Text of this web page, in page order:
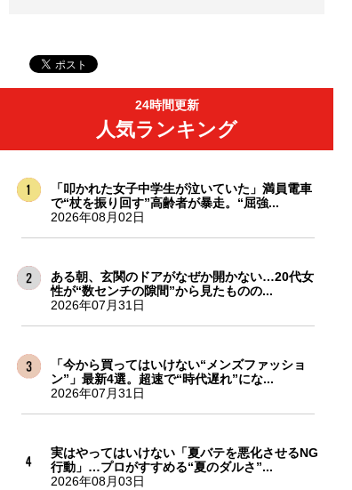
24時間更新
人気ランキング
「叩かれた女子中学生が泣いていた」満員電車
で“杖を振り回す”高齢者が暴走。“屈強...
2026年08月02日
ある朝、玄関のドアがなぜか開かない…20代女
性が“数センチの隙間”から見たものの...
2026年07月31日
「今から買ってはいけない“メンズファッショ
ン”」最新4選。超速で“時代遅れ”にな...
2026年07月31日
実はやってはいけない「夏バテを悪化させるNG
行動」…プロがすすめる“夏のダルさ”...
2026年08月03日